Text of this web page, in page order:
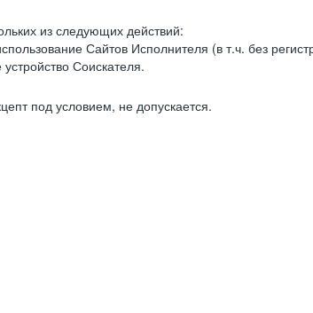
из следующих действий:
Сайтов Исполнителя (в т.ч. без
Соискателя.
под условием, не допускается.